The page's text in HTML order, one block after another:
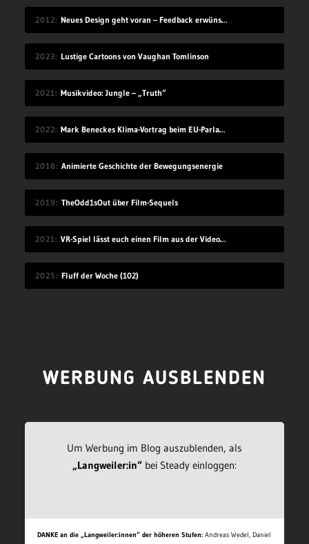
2012 Neues Design geht voran – Feedback erwünscht
2023 Lustige Cartoons von Vaughan Tomlinson
2021 Musikvideo: Jungle – „Truth“
2022 Mark Beneckes Klima-Vortrag beim EU-Parlament
2018 Animierte Geschichte der Bewegungsenergie
2019 TheOdd1sOut über Film-Sequels
2021 VR-Spiel lässt euch einen Film aus der Videothek ausleihen
2025 Fluff der Woche (102)
WERBUNG AUSBLENDEN
Um Werbung im Blog auszublenden, als
„Langweiler:in“bei Steady einloggen:
DANKE an die „Langweiler:innen“ der höheren Stufen: Andreas Wedel, Daniel